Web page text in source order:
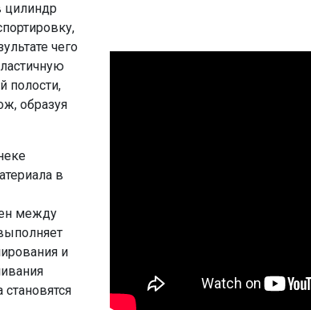
цилиндр
чего
полости,
образуя
в
между
и